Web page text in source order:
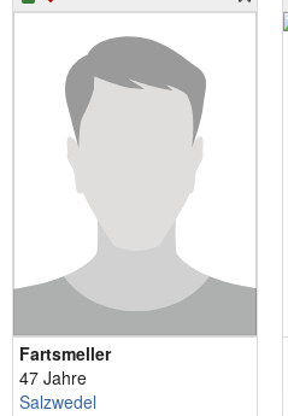
Fartsmeller
47 Jahre
Salzwedel